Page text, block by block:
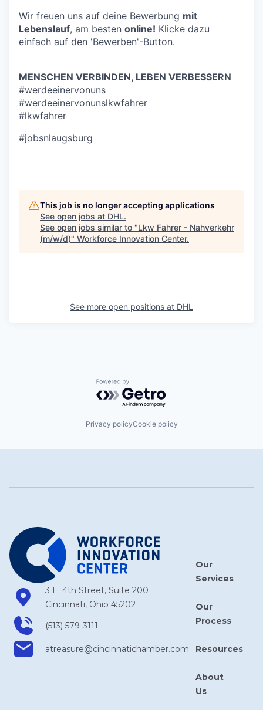
Wir freuen uns auf deine Bewerbung mit
Lebenslauf, am besten online! Klicke dazu
einfach auf den 'Bewerben'-Button.
MENSCHEN VERBINDEN, LEBEN VERBESSERN
#werdeeinervonuns
#werdeeinervonunslkwfahrer
#lkwfahrer
#jobsnlaugsburg
This job is no longer accepting applications
See open jobs at DHL.
See open jobs similar to "Lkw Fahrer - Nahverkehr
(m/w/d)" Workforce Innovation Center.
See more open positions at DHL
Powered by Getro.com
Privacy policyCookie policy
3 E. 4th Street, Suite 200
Cincinnati, Ohio 45202
(513) 579-3111
atreasure​@cincinnatichamber​.com
Our
Services
Our
Process
Resources
About
Us